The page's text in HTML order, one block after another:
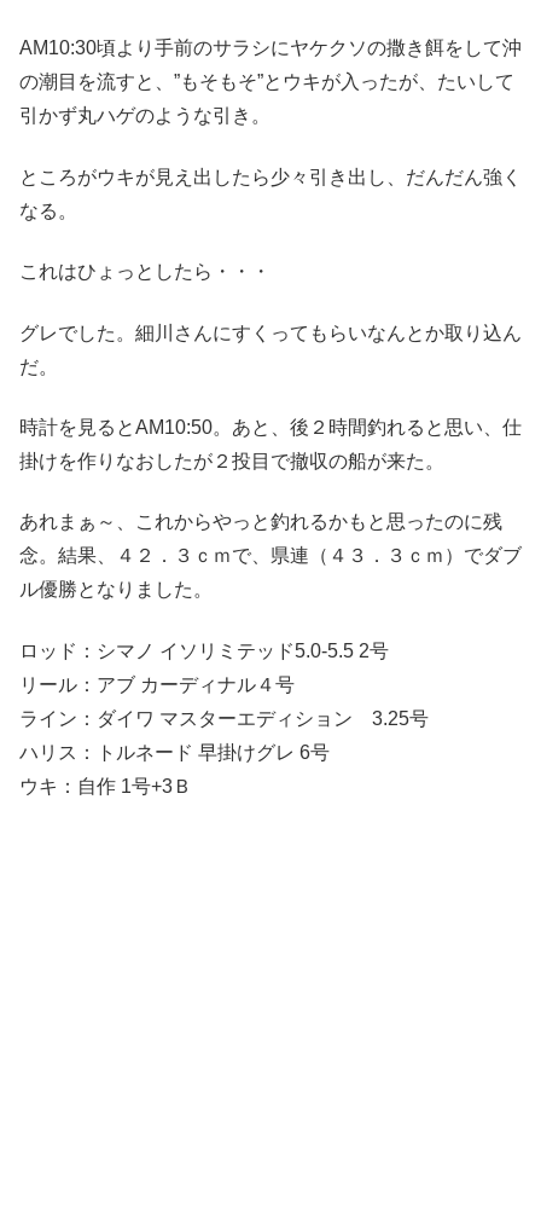
AM10:30頃より手前のサラシにヤケクソの撒き餌をして沖
の潮目を流すと、”もそもそ”とウキが入ったが、たいして
引かず丸ハゲのような引き。
ところがウキが見え出したら少々引き出し、だんだん強く
なる。
これはひょっとしたら・・・
グレでした。細川さんにすくってもらいなんとか取り込ん
だ。
時計を見るとAM10:50。あと、後２時間釣れると思い、仕
掛けを作りなおしたが２投目で撤収の船が来た。
あれまぁ～、これからやっと釣れるかもと思ったのに残
念。結果、４２．３ｃｍで、県連（４３．３ｃｍ）でダブ
ル優勝となりました。
ロッド：シマノ イソリミテッド5.0-5.5 2号
リール：アブ カーディナル４号
ライン：ダイワ マスターエディション 3.25号
ハリス：トルネード 早掛けグレ 6号
ウキ：自作 1号+3Ｂ